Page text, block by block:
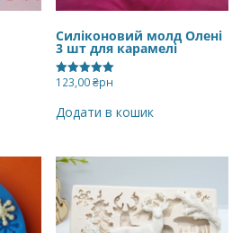
Силіконовий молд Олені
3 шт для карамелі
Оцінено в
123,00₴рн
Додати в кошик